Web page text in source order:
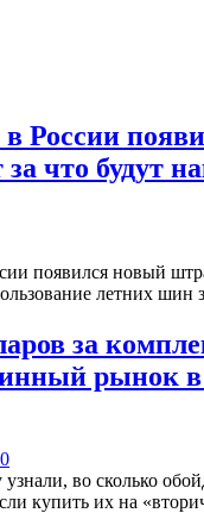
в России
что будут
появился новый
летних
за
рынок
0
во сколько
купить их на